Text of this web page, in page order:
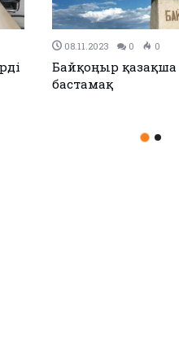
21.09.2023 0 0
Исатай
мектепті жөндеуге